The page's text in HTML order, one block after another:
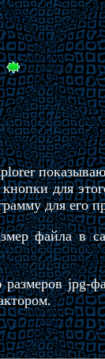
для
для его
файла в
jpg-